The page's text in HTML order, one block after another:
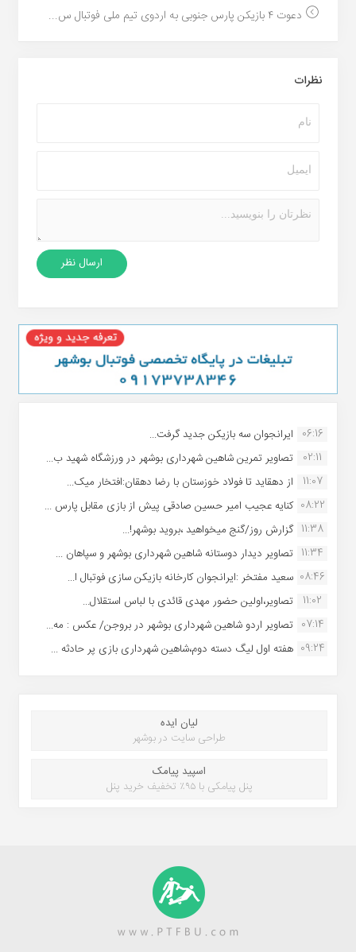
دعوت ۴ بازیکن پارس جنوبی به اردوی تیم ملی فوتبال س...
نظرات
06:16 ایرانجوان سه بازیکن جدید گرفت...
02:11
تصاویر تمرین شاهین شهردارى بوشهر در ورزشگاه شهید ب...
11:07
از دهقاید تا فولاد خوزستان با رضا دهقان:افتخار میک...
08:22 کنایه عجیب امیر حسین صادقی پیش از بازی مقابل پارس ...
11:38 گزارش روز/گنج میخواهید ،بروید بوشهر!...
11:34 تصاویر دیدار دوستانه شاهین شهردارى بوشهر و سپاهان ...
08:46 سعید مفتخر :ایرانجوان کارخانه بازیکن سازی فوتبال ا...
11:02
تصاویر،اولین حضور مهدی قائدی با لباس استقلال...
07:14 تصاویر اردو شاهین شهرداری بوشهر در بروجن/ عکس : مه...
09:24 هفته اول لیگ دسته دوم،شاهین شهرداری بازی پر حادثه ...
لیان ایده
طراحی سایت در بوشهر
اسپید پیامک
پنل پیامکی با ۹۵٪ تخفیف خرید پنل